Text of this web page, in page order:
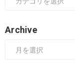
Archive